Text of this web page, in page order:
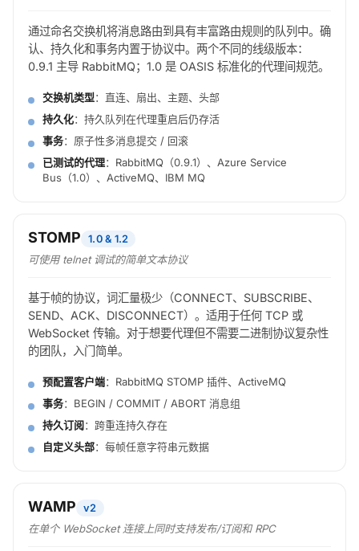
通过命名交换机将消息路由到具有丰富路由规则的队列中。确
认、持久化和事务内置于协议中。两个不同的线级版本：
0.9.1 主导 RabbitMQ；1.0 是 OASIS 标准化的代理间规范。
交换机类型：直连、扇出、主题、头部
持久化：持久队列在代理重启后仍存活
事务：原子性多消息提交 / 回滚
已测试的代理：RabbitMQ（0.9.1）、Azure Service
Bus（1.0）、ActiveMQ、IBM MQ
STOMP 1.0 & 1.2
可使用 telnet 调试的简单文本协议
基于帧的协议，词汇量极少（CONNECT、SUBSCRIBE、
SEND、ACK、DISCONNECT）。适用于任何 TCP 或
WebSocket 传输。对于想要代理但不需要二进制协议复杂性
的团队，入门简单。
预配置客户端：RabbitMQ STOMP 插件、ActiveMQ
事务：BEGIN / COMMIT / ABORT 消息组
持久订阅：跨重连持久存在
自定义头部：每帧任意字符串元数据
WAMP v2
在单个 WebSocket 连接上同时支持发布/订阅和RPC